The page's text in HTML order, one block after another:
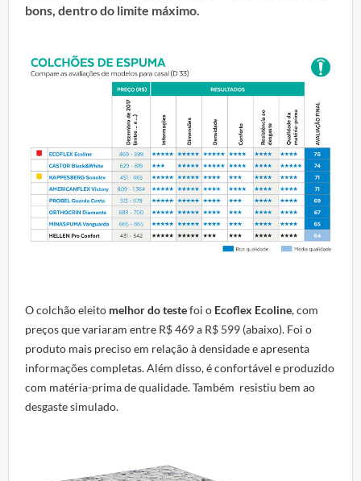
bons, dentro do limite máximo.
O colchão eleito melhor do testefoi o Ecoflex Ecoline, com
preços que variaram entre R$ 469 a R$ 599 (abaixo). Foi o
produto mais preciso em relação à densidade e apresenta
informações completas. Além disso, é confortável e produzido
com matéria-prima de qualidade. Também resistiu bem ao
desgaste simulado.